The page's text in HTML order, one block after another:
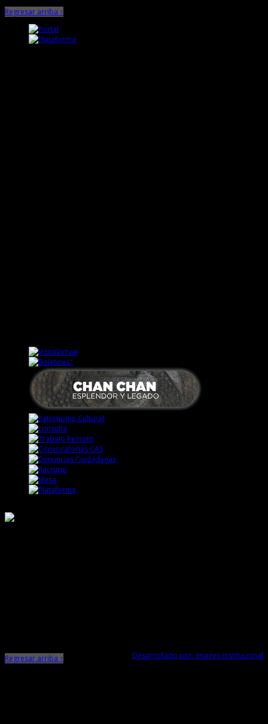
Regresar arriba ↑
Desarrollado por: Imagen Institucional
Regresar arriba ↑